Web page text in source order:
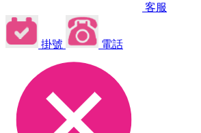
客服
掛號 電話